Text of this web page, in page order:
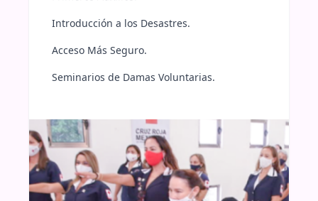
Introducción a los Desastres.
Acceso Más Seguro.
Seminarios de Damas Voluntarias.